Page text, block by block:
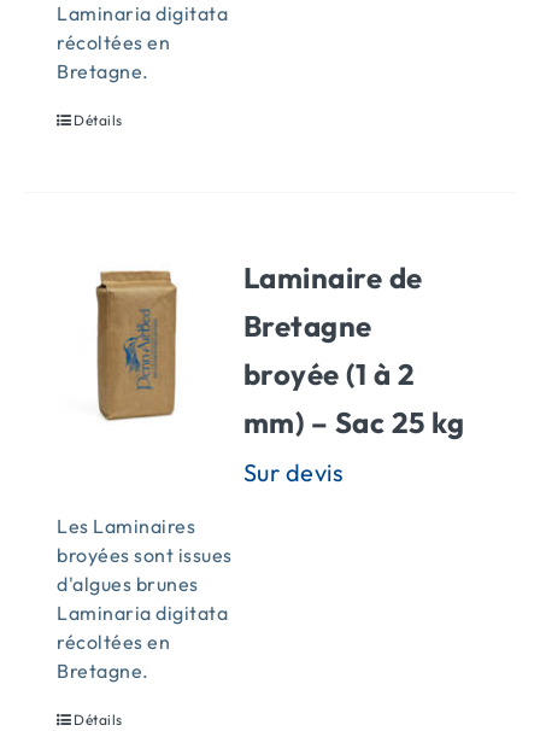
Laminaria digitata
récoltées en
Bretagne.
Détails
Laminaire de
Bretagne
broyée (1 à 2
mm) – Sac 25 kg
Les Laminaires
broyées sont issues
d'algues brunes
Laminaria digitata
récoltées en
Bretagne.
Détails